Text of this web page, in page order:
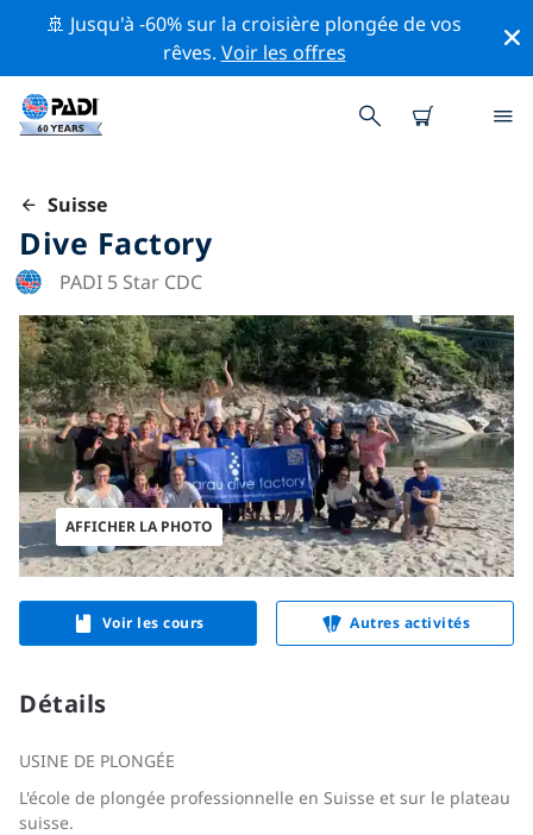
🚢 Jusqu'à -60% sur la croisière plongée de vos
rêves. Voir les offres
Suisse
Dive Factory
PADI 5 Star CDC
AFFICHER LA PHOTO
Voir les cours Autres activités
Détails
USINE DE PLONGÉE
L'école de plongée professionnelle en Suisse et sur le plateau
suisse.